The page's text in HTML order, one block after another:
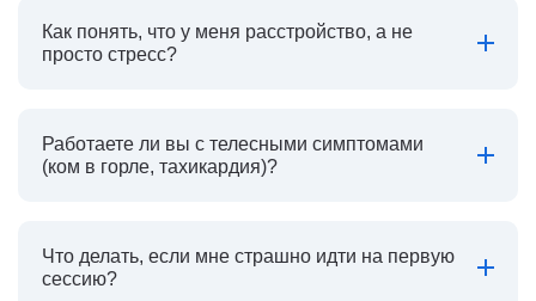
Как понять, что у меня расстройство, а не
просто стресс?
Работаете ли вы с телесными симптомами
(ком в горле, тахикардия)?
Что делать, если мне страшно идти на первую
сессию?